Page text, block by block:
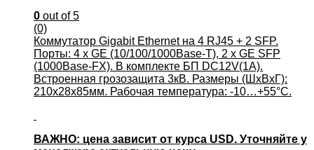
0 out of 5
(0)
Коммутатор Gigabit Ethernet на 4 RJ45 + 2 SFP.
Порты: 4 x GE (10/100/1000Base-T), 2 x GE SFP
(1000Base-FX). В комплекте БП DC12V(1A).
Встроенная грозозащита 3кВ. Размеры (ШхВхГ):
210x28x85мм. Рабочая температура: -10…+55°С.
ВАЖНО: цена зависит от курса USD. Уточняйте у